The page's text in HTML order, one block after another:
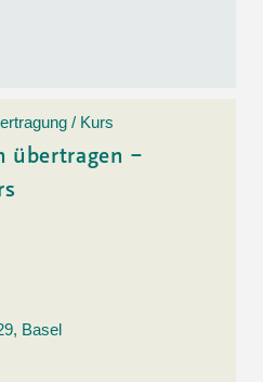
/ Kurs
übertragen –
Basel